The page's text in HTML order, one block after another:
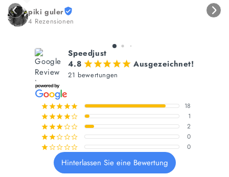
NOVIDARTE Welt der Werbeartikel
3 Rezensionen
Speedjust
4.8 ¡¡¡¡¡ Ausgezeichnet!
21 bewertungen
¡¡¡¡¡ 18
¡¡¡¡¢ 1
¡¡¡¢¢ 2
¡¡¢¢¢ 0
¡¢¢¢¢ 0
Hinterlassen Sie eine Bewertung